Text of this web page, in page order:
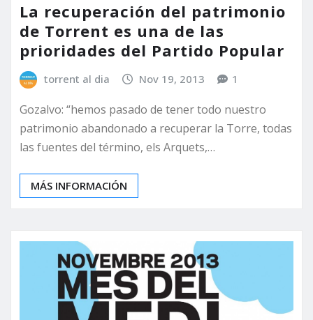
La recuperación del patrimonio
de Torrent es una de las
prioridades del Partido Popular
torrent al dia Nov 19, 2013 1
Gozalvo: “hemos pasado de tener todo nuestro
patrimonio abandonado a recuperar la Torre, todas
las fuentes del término, els Arquets,…
MÁS INFORMACIÓN